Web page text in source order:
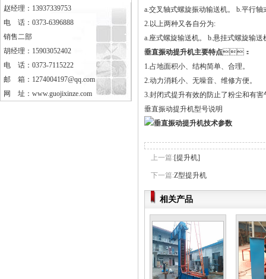
赵经理：13937339753
电 话：0373-6396888
销售二部
胡经理：15903052402
电 话：0373-7115222
邮 箱：1274004197@qq.com
网 址： www.guojixinze.com
a.交叉轴式螺旋振动输送机。 b.平行轴
2.以上两种又各自分为:
a.座式螺旋输送机。 b.悬挂式螺旋输送机
垂直振动提升机主要特点：
1.占地面积小、结构简单、合理。
2.动力消耗小、无噪音、维修方便。
3.封闭式提升有效的防止了粉尘和有害气
垂直振动提升机型号说明
上一篇:[提升机]
下一篇:Z型提升机
相关产品